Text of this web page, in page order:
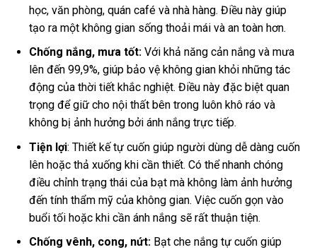
học, văn phòng, quán café và nhà hàng. Điều này giúp
tạo ra một không gian sống thoải mái và an toàn hơn.
Chống nắng, mưa tốt:Với khả năng cản nắng và mưa
lên đến 99,9%, giúp bảo vệ không gian khỏi những tác
động của thời tiết khắc nghiệt. Điều này đặc biệt quan
trọng để giữ cho nội thất bên trong luôn khô ráo và
không bị ảnh hưởng bởi ánh nắng trực tiếp.
Tiện lợi: Thiết kế tự cuốn giúp người dùng dễ dàng cuốn
lên hoặc thả xuống khi cần thiết. Có thể nhanh chóng
điều chỉnh trạng thái của bạt mà không làm ảnh hưởng
đến tính thẩm mỹ của không gian. Việc cuốn gọn vào
buổi tối hoặc khi cần ánh nắng sẽ rất thuận tiện.
Chống vênh, cong, nứt:Bạt che nắng tự cuốn giúp